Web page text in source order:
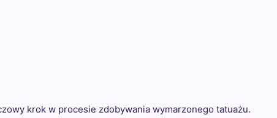
krok w procesie zdobywania wymarzonego tatuażu.